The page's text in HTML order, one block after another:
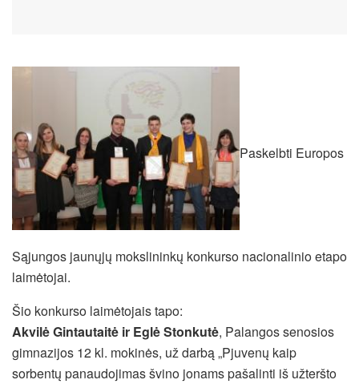
Paskelbti Europos
Sąjungos jaunųjų mokslininkų konkurso nacionalinio etapo
laimėtojai.
Šio konkurso laimėtojais tapo:
Akvilė Gintautaitė ir Eglė Stonkutė, Palangos senosios
gimnazijos 12 kl. mokinės, už darbą „Pjuvenų kaip
sorbentų panaudojimas švino jonams pašalinti iš užteršto